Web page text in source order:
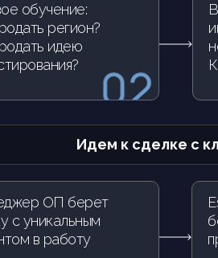
обучение:
регион?
идею
Идем к сделке с
ОП берет
с уникальным
в работу